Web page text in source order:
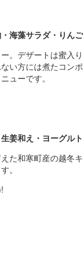
海藻サラダ・りんご
。デザートは蜜入り
い方には煮たコンポ
ューです。
姜和え・ヨーグルト
た和寒町産の越冬キ
。